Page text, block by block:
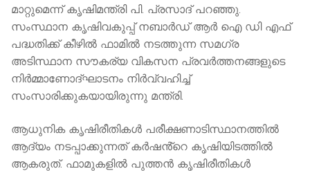
മാറ്റുമെന്ന് കൃഷിമന്ത്രി പി. പ്രസാദ് പറഞ്ഞു.
സംസ്ഥാന കൃഷിവകുപ്പ് നബാർഡ് ആർ ഐ ഡി എഫ്
പദ്ധതിക്ക് കീഴിൽ ഫാമിൽ നടത്തുന്ന സമഗ്ര
അടിസ്ഥാന സൗകര്യ വികസന പ്രവർത്തനങ്ങളുടെ
നിർമ്മാണോദ്ഘാടനം നിർവ്വഹിച്ച്
സംസാരിക്കുകയായിരുന്നു മന്ത്രി.
ആധുനിക കൃഷിരീതികൾ പരീക്ഷണാടിസ്ഥാനത്തിൽ
ആദ്യം നടപ്പാക്കുന്നത് കർഷൻ്റെ കൃഷിയിടത്തിൽ
ആകരുത്. ഫാമുകളിൽ പുത്തൻ കൃഷിരീതികൾ